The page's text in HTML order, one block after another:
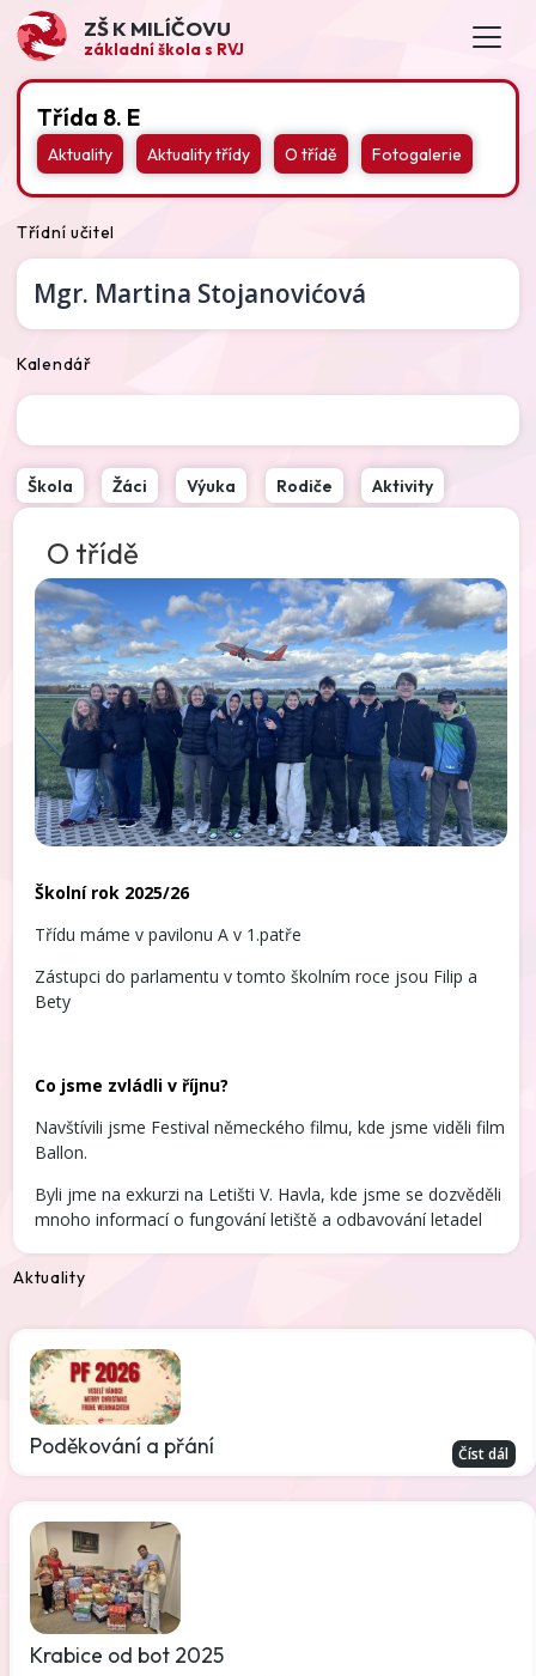
ZŠ K MILÍČOVU
základní škola s RVJ
Třída 8. E
Aktuality Aktuality třídy O třídě Fotogalerie
Třídní učitel
Mgr. Martina Stojanovićová
Kalendář
Škola Žáci Výuka Rodiče Aktivity
O třídě
Školní rok 2025/26
Třídu máme v pavilonu A v 1.patře
Zástupci do parlamentu v tomto školním roce jsou Filip a
Bety
Co jsme zvládli v říjnu?
Navštívili jsme Festival německého filmu, kde jsme viděli film
Ballon.
Byli jme na exkurzi na Letišti V. Havla, kde jsme se dozvěděli
mnoho informací o fungování letiště a odbavování letadel
Aktuality
Poděkování a přání Číst dál
Krabice od bot 2025